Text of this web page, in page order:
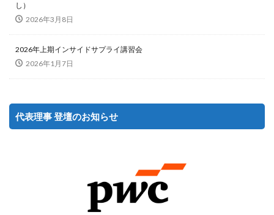
し）
2026年3月8日
2026年上期インサイドサプライ講習会
2026年1月7日
代表理事 登壇のお知らせ